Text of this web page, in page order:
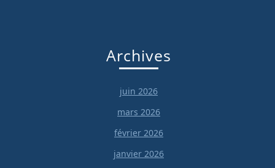
Archives
juin 2026
mars 2026
février 2026
janvier 2026